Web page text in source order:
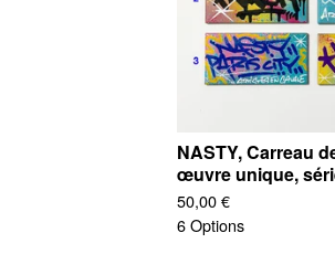
NASTY, Carreau
œuvre unique,
50,00€
6 Options